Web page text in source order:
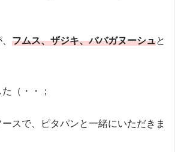
フムス、ザジキ、ババガヌーシュと
（・・；
スで、ピタパンと一緒にいただきま